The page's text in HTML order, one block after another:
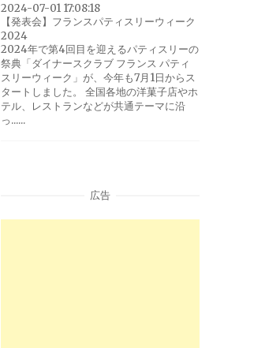
2024-07-01 17:08:18
【発表会】フランスパティスリーウィーク
2024
2024年で第4回目を迎えるパティスリーの
祭典「ダイナースクラブ フランス パティ
スリーウィーク」が、今年も7月1日からス
タートしました。 全国各地の洋菓子店やホ
テル、レストランなどが共通テーマに沿
っ......
広告